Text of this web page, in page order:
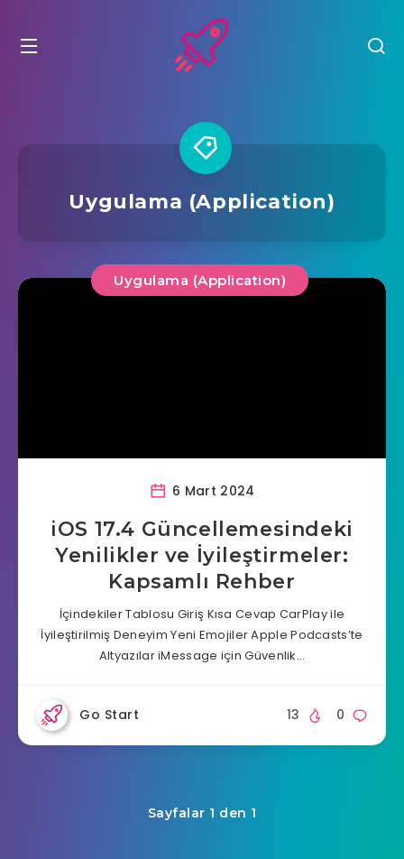
Uygulama (Application)
Uygulama (Application)
6 Mart 2024
iOS 17.4 Güncellemesindeki
Yenilikler ve İyileştirmeler:
Kapsamlı Rehber
İçindekiler Tablosu Giriş Kısa Cevap CarPlay ile
İyileştirilmiş Deneyim Yeni Emojiler Apple Podcasts’te
Altyazılar iMessage için Güvenlik…
Go Start 0
13
Sayfalar 1 den 1